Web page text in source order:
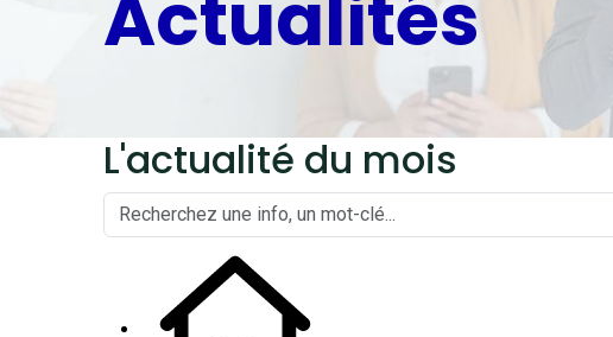
Actualités
L'actualité du mois